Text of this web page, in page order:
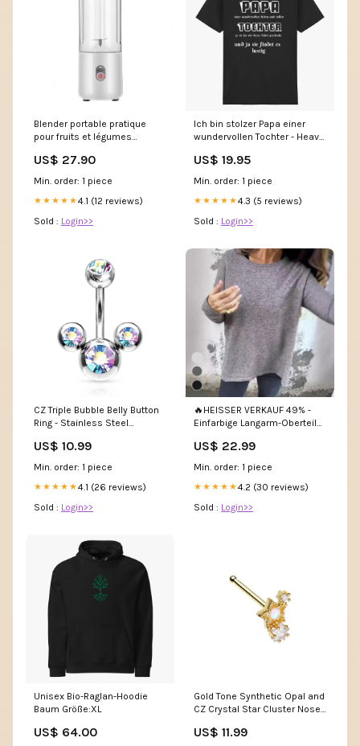
Blender portable pratique
pour fruits et légumes
US$ 27.90
Min. order: 1 piece
★★★★★4.1 (12 reviews)
Sold : Login>>
Ich bin stolzer Papa einer
wundervollen Tochter - Heavy
US$ 19.95
Min. order: 1 piece
★★★★★4.3 (5 reviews)
Sold : Login>>
CZ Triple Bubble Belly Button
Ring - Stainless Steel
US$ 10.99
Min. order: 1 piece
★★★★★4.1 (26 reviews)
Sold : Login>>
🔥HEISSER VERKAUF 49% -
Einfarbige Langarm-Oberteile
Damen Größe:M/EU 38-40
US$ 22.99
Min. order: 1 piece
★★★★★4.2 (30 reviews)
Sold : Login>>
Unisex Bio-Raglan-Hoodie
Baum Größe:XL
US$ 64.00
Gold Tone Synthetic Opal and
CZ Crystal Star Cluster Nose
Supplier SKU_NESL-20305C
US$ 11.99